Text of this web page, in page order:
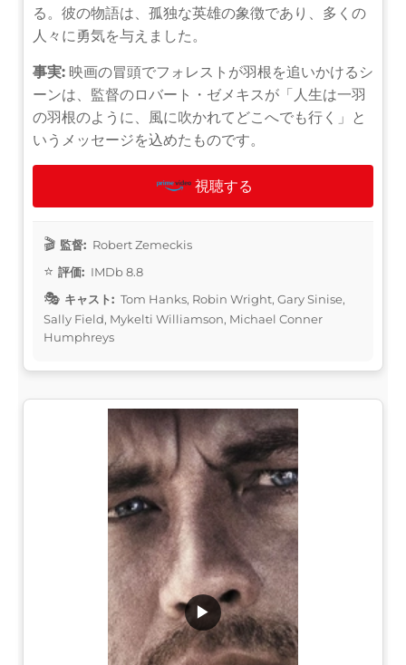
る。彼の物語は、孤独な英雄の象徴であり、多くの
人々に勇気を与えました。
事実: 映画の冒頭でフォレストが羽根を追いかけるシ
ーンは、監督のロバート・ゼメキスが「人生は一羽
の羽根のように、風に吹かれてどこへでも行く」と
いうメッセージを込めたものです。
視聴する
監督: Robert Zemeckis
評価: IMDb 8.8
キャスト: Tom Hanks, Robin Wright, Gary Sinise,
Sally Field, Mykelti Williamson, Michael Conner
Humphreys
▶